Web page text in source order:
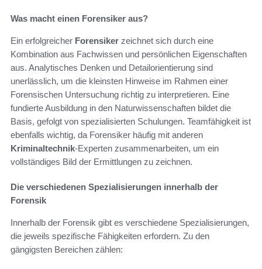
Was macht einen Forensiker aus?
Ein erfolgreicher Forensiker zeichnet sich durch eine
Kombination aus Fachwissen und persönlichen Eigenschaften
aus. Analytisches Denken und Detailorientierung sind
unerlässlich, um die kleinsten Hinweise im Rahmen einer
Forensischen Untersuchung richtig zu interpretieren. Eine
fundierte Ausbildung in den Naturwissenschaften bildet die
Basis, gefolgt von spezialisierten Schulungen. Teamfähigkeit ist
ebenfalls wichtig, da Forensiker häufig mit anderen
Kriminaltechnik-Experten zusammenarbeiten, um ein
vollständiges Bild der Ermittlungen zu zeichnen.
Die verschiedenen Spezialisierungen innerhalb der
Forensik
Innerhalb der Forensik gibt es verschiedene Spezialisierungen,
die jeweils spezifische Fähigkeiten erfordern. Zu den
gängigsten Bereichen zählen: